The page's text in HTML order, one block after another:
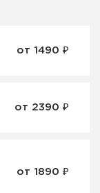
от 1490 ₽
от 2390 ₽
от 1890 ₽